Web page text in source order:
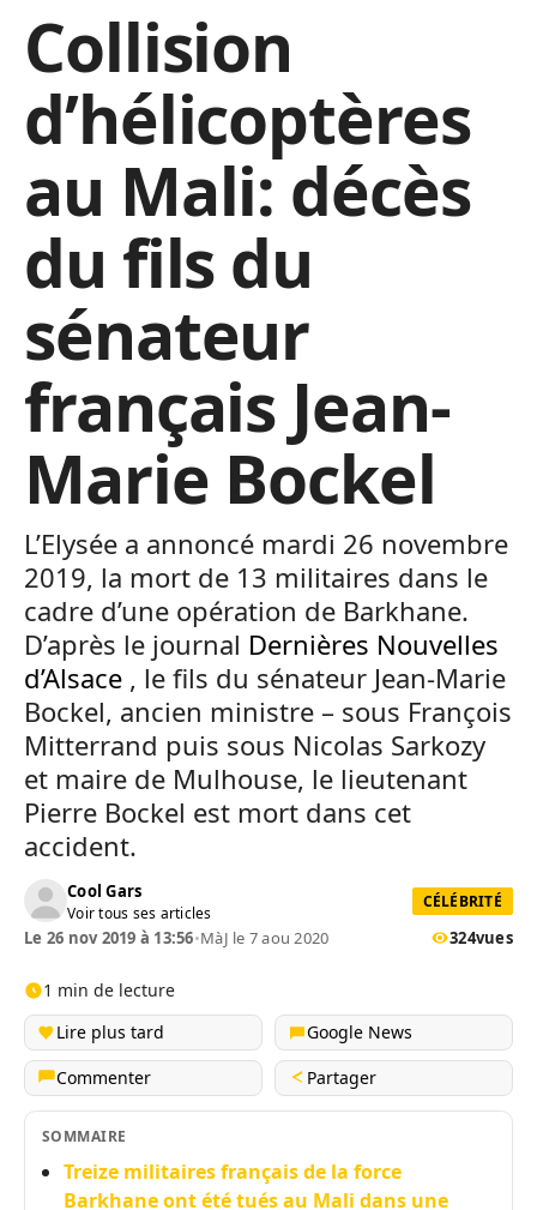
Collision
d’hélicoptères
au Mali: décès
du fils du
sénateur
français Jean-
Marie Bockel
L’Elysée a annoncé mardi 26 novembre
2019, la mort de 13 militaires dans le
cadre d’une opération de Barkhane.
D’après le journal Dernières Nouvelles
d’Alsace , le fils du sénateur Jean-Marie
Bockel, ancien ministre – sous François
Mitterrand puis sous Nicolas Sarkozy
et maire de Mulhouse, le lieutenant
Pierre Bockel est mort dans cet
accident.
Cool Gars
Voir tous ses articles
CÉLÉBRITÉ
Le 26 nov 2019 à 13:56•MàJ le 7 aou 2020 324vues
1 min de lecture
Lire plus tard
Google News
Commenter
Partager
SOMMAIRE
Treize militaires français de la force
Barkhane ont été tués au Mali dans une